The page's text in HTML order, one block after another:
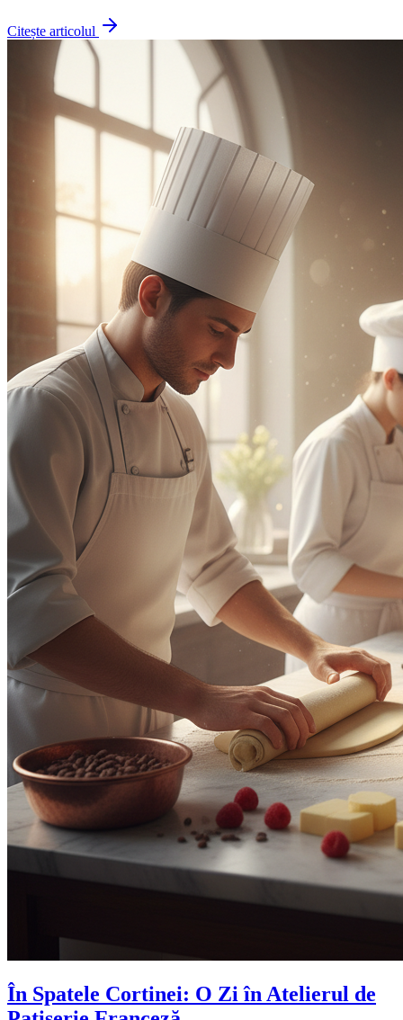
Citește articolul
În Spatele Cortinei: O Zi în Atelierul de